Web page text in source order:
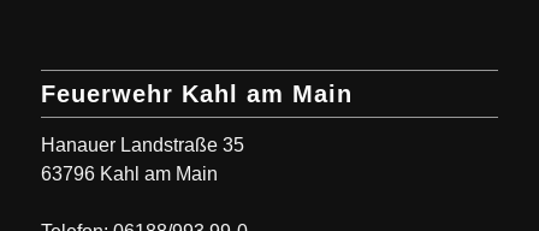
Feuerwehr Kahl am Main
Hanauer Landstraße 35
63796 Kahl am Main